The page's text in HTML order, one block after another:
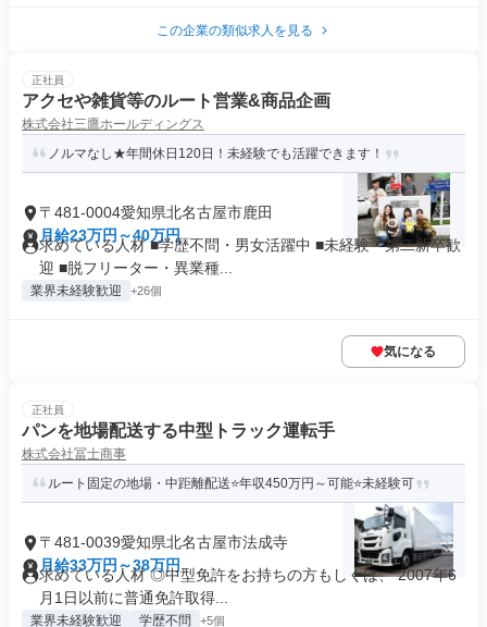
この企業の類似求人を見る
正社員
アクセや雑貨等のルート営業&商品企画
株式会社三鷹ホールディングス
ノルマなし★年間休日120日！未経験でも活躍できます！
〒481-0004愛知県北名古屋市鹿田
月給23万円～40万円
求めている人材 ■学歴不問・男女活躍中 ■未経験・第二新卒歓
迎 ■脱フリーター・異業種...
業界未経験歓迎 +26個
気になる
正社員
パンを地場配送する中型トラック運転手
株式会社冨士商事
ルート固定の地場・中距離配送⭐年収450万円～可能⭐未経験可
〒481-0039愛知県北名古屋市法成寺
月給33万円～38万円
求めている人材 ◎中型免許をお持ちの方もしくは、 2007年6
月1日以前に普通免許取得...
業界未経験歓迎 学歴不問 +5個